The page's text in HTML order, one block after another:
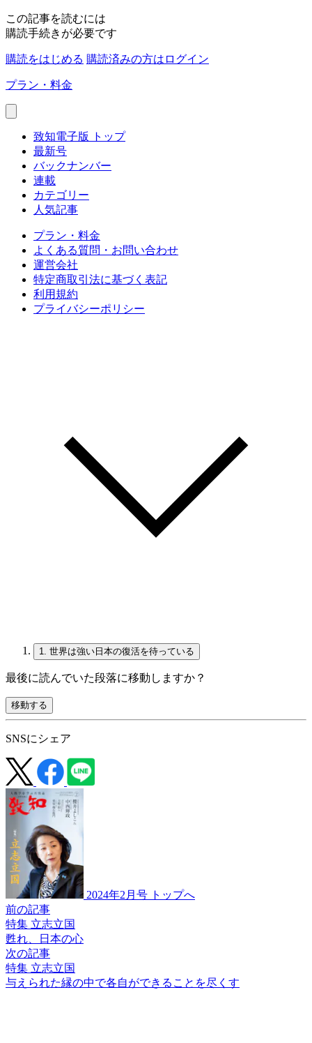
この記事を読むには
購読手続きが必要です
購読をはじめる 購読済みの方はログイン
プラン・料金
致知電子版 トップ
最新号
バックナンバー
連載
カテゴリー
人気記事
プラン・料金
よくある質問・お問い合わせ
運営会社
特定商取引法に基づく表記
利用規約
プライバシーポリシー
1. 世界は強い日本の復活を待っている
最後に読んでいた段落に移動しますか？
移動する
SNSにシェア
2024年2月号 トップへ
前の記事
特集 立志立国
甦れ、日本の心
次の記事
特集 立志立国
与えられた縁の中で各自ができることを尽くす